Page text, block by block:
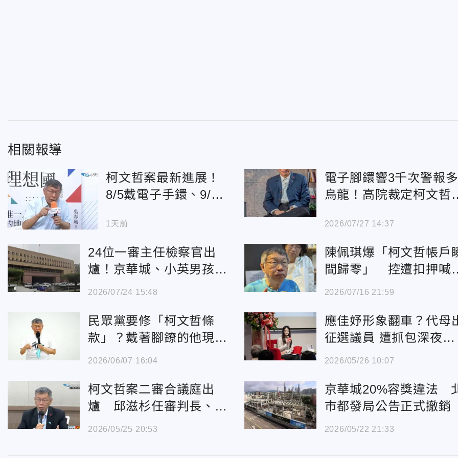
相關報導
柯文哲案最新進展！
8/5戴電子手鐶、9/8
1天前
電子腳鐶響3千次警報多
烏龍！高院裁定柯文哲
2026/07/27 14:37
24位一審主任檢察官出
爐！京華城、小英男孩案
承辦人升官
2026/07/24 15:48
陳佩琪爆「柯文哲帳戶
間歸零」 控遭扣押喊
「民進黨主導的法院」
2026/07/16 21:59
民眾黨要修「柯文哲條
款」？戴著腳鐐的他現身
說法了
2026/06/07 16:04
應佳妤形象翻車？代母
征選議員 遭抓包深夜街
頭抽菸被男環抱
2026/05/26 10:07
柯文哲案二審合議庭出
爐 邱滋杉任審判長、呂
寧莉受命
2026/05/25 20:53
京華城20%容獎違法
市都發局公告正式撤銷
2026/05/22 21:33